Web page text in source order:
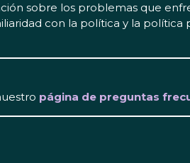
sobre los problemas que
con la política y la política
página de preguntas